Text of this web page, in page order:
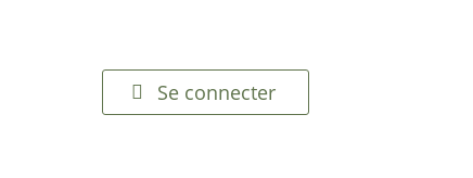
Se connecter